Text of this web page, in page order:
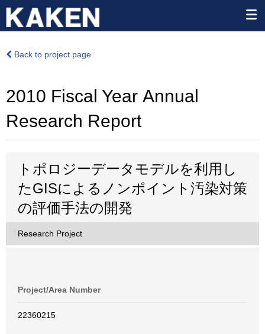
Back to project page
2010 Fiscal Year Annual
Research Report
トポロジーデータモデルを利用し
たGISによるノンポイント汚染対策
の評価手法の開発
Research Project
Project/Area Number
22360215